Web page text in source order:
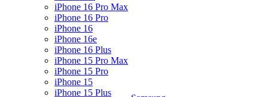
iPhone 16 Pro Max
iPhone 16 Pro
iPhone 16
iPhone 16e
iPhone 16 Plus
iPhone 15 Pro Max
iPhone 15 Pro
iPhone 15
iPhone 15 Plus